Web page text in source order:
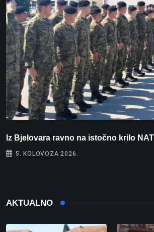
Iz Bjelovara ravno na istočno krilo
5. KOLOVOZA 2026.
AKTUALNO